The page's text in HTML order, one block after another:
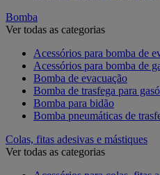
Bomba
Ver todas as categorias
Acessórios para bomba de
Acessórios para bomba de
Bomba de evacuação
Bomba de trasfega para
Bomba para bidão
Bomba pneumáticas de
Colas, fitas adesivas e mástiques
Ver todas as categorias